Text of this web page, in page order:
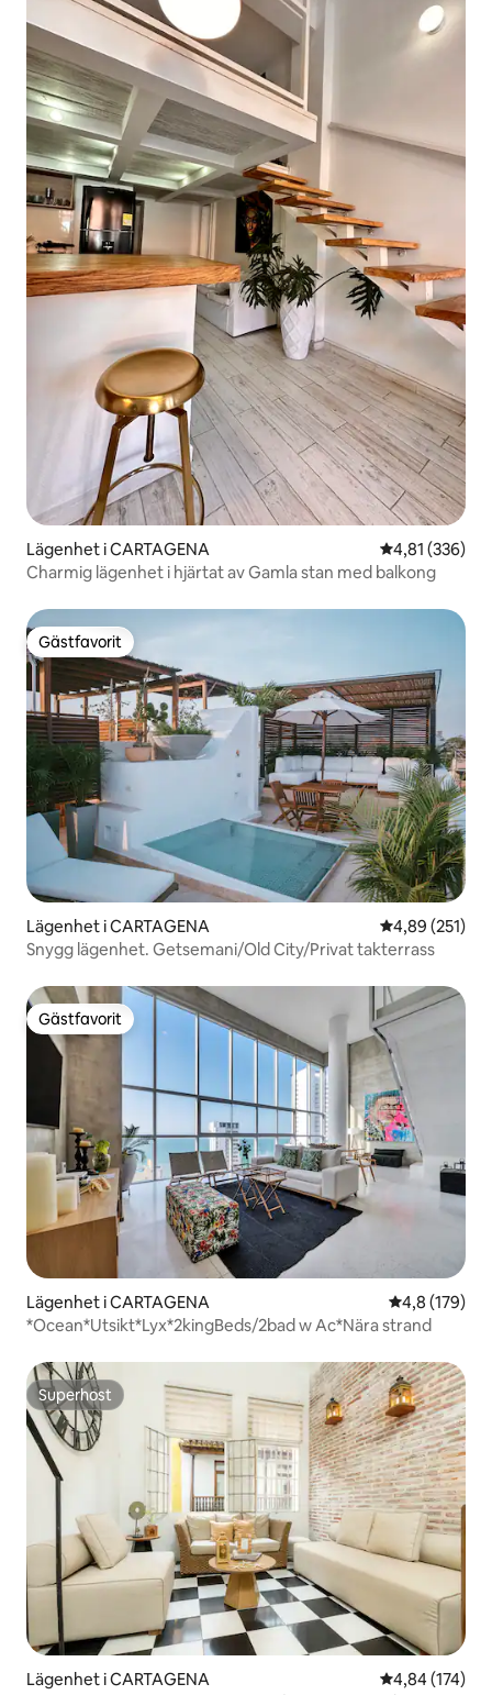
Lägenhet i CARTAGENA 4,81 av 5 i
4,81 (336)
Charmig lägenhet i hjärtat av Gamla stan med balkong
Gästfavorit
Gästfavorit
Lägenhet i CARTAGENA 4,89 av 5 i
4,89 (251)
Snygg lägenhet. Getsemani/Old City/Privat takterrass
Gästfavorit
Gästfavorit
Lägenhet i CARTAGENA 4,8 av 5 i
4,8 (179)
*Ocean*Utsikt*Lyx*2kingBeds/2bad w Ac*Nära strand
Superhost
Superhost
Lägenhet i CARTAGENA 4,84 av 5 i
4,84 (174)